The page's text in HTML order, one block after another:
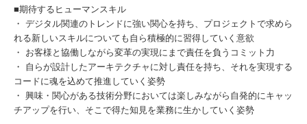
■期待するヒューマンスキル
・ デジタル関連のトレンドに強い関心を持ち、プロジェクトで求めら
れる新しいスキルについても自ら積極的に習得していく意欲
・ お客様と協働しながら変革の実現にまで責任を負うコミット力
・ 自らが設計したアーキテクチャに対し責任を持ち、それを実現する
コードに魂を込めて推進していく姿勢
・ 興味・関心がある技術分野においては楽しみながら自発的にキャッ
チアップを行い、そこで得た知見を業務に生かしていく姿勢